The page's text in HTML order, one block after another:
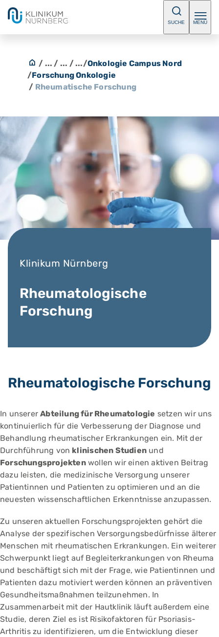
SUCHE MENÜ
/ ... / ... / .../Onkologie Campus Nord
/Forschung Onkologie
/ Rheumatische Forschung
Klinikum Nürnberg
Rheumatologische
Forschung
Rheumatologische Forschung
In unsererAbteilung für Rheumatologie setzen wir uns
kontinuierlich für die Verbesserung der Diagnose und
Behandlung rheumatischer Erkrankungen ein. Mit der
Durchführung von klinischen Studienund
Forschungsprojektenwollen wir einen aktiven Beitrag
dazu leisten, die medizinische Versorgung unserer
Patientinnen und Patienten zu optimieren und an die
neuesten wissenschaftlichen Erkenntnisse anzupassen.
Zu unseren aktuellen Forschungsprojekten gehört die
Analyse der spezifischen Versorgungsbedürfnisse älterer
Menschen mit rheumatischen Erkrankungen. Ein weiterer
Schwerpunkt liegt auf Begleiterkrankungen von Rheuma
und beschäftigt sich mit der Frage, wie Patientinnen und
Patienten dazu motiviert werden können an präventiven
Gesundheitsmaßnahmen teilzunehmen. In
Zusammenarbeit mit der Hautklinik läuft außerdem eine
Studie, deren Ziel es ist Risikofaktoren für Psoriasis-
Arthritis zu identifizieren, um die Entwicklung dieser